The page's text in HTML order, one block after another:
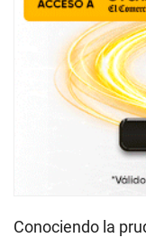
Conociendo la